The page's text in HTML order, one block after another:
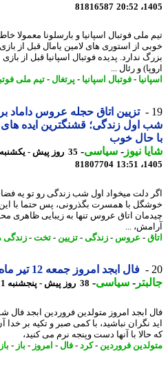
81816587
ملی فوتبال اسپانیا و بارسلونا معمولا خاطره
از استوری های لامین یامال قبل از بازی های
ندارد. پدیده فوتبال اسپانیا قبل از بازی
و رئال ...
-فوتبال اسپانیا-پرتغال -تیم ملی فوتبال
تزیین اتاق حجله عروس داماد برای
اول زندگی؛ قشنگترین ایده های
حال خوب
نیوز-سیاسی-
35
81807704
دلت میخواد اول شب زندگی رو تو یه فضای
با همسرت بگذرونی، پس حتما با این
اتاق عروس تنها به زیبایی ظاهری محدود
...
-عروس -زندگی-تزیین-تخت-زندگی
فال ابجد امروز جمعه 12 تیر ماه
-سیاسی-38 روز پیش - پنجشنبه 11 تیر 1405، 11:17
ابجد امروز متولدین فروردین ابجد فال
نگران نباشید، با کمی صبر و تکیه بر خدا آن
با آنها دست وپنجه نرم می کنید،
فروردین -کرد-فال-امروز- باز -